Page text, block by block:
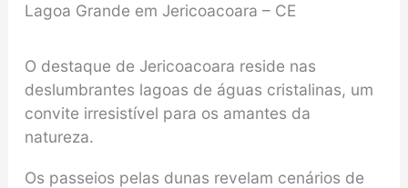
Lagoa Grande em Jericoacoara – CE
O destaque de Jericoacoara reside nas
deslumbrantes lagoas de águas cristalinas, um
convite irresistível para os amantes da
natureza.
Os passeios pelas dunas revelam cenários de